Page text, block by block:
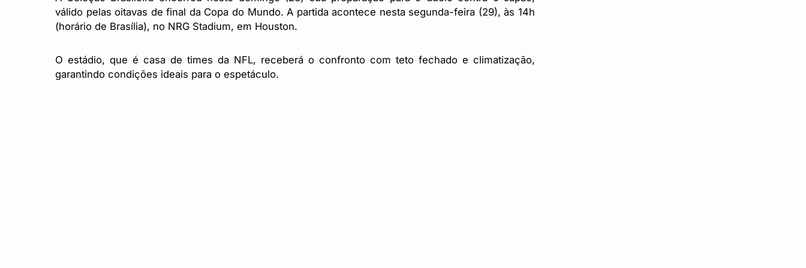
válido pelas oitavas de final da Copa do Mundo. A partida acontece nesta segunda-feira (29), às 14h
(horário de Brasília), no NRG Stadium, em Houston.
O estádio, que é casa de times da NFL, receberá o confronto com teto fechado e climatização,
garantindo condições ideais para o espetáculo.